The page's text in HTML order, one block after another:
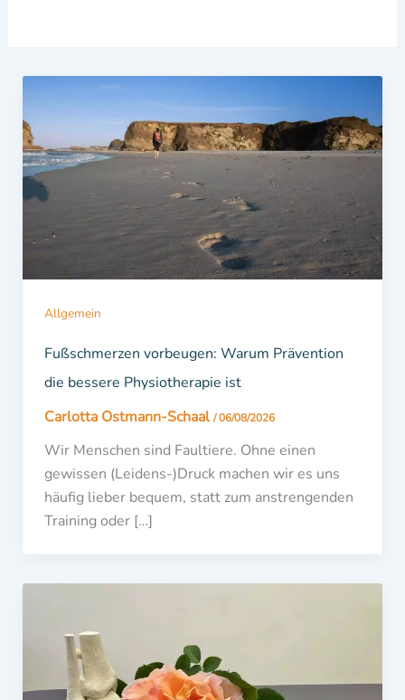
Allgemein
Fußschmerzen vorbeugen: Warum Prävention
die bessere Physiotherapie ist
Carlotta Ostmann-Schaal/06/08/2026
Wir Menschen sind Faultiere. Ohne einen
gewissen (Leidens-)Druck machen wir es uns
häufig lieber bequem, statt zum anstrengenden
Training oder […]